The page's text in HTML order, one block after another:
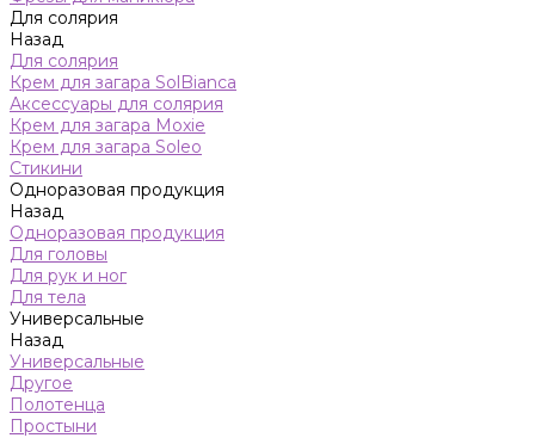
Для солярия
Назад
Для солярия
Крем для загара SolBianca
Аксессуары для солярия
Крем для загара Moxie
Крем для загара Soleo
Стикини
Одноразовая продукция
Назад
Одноразовая продукция
Для головы
Для рук и ног
Для тела
Универсальные
Назад
Универсальные
Другое
Полотенца
Простыни